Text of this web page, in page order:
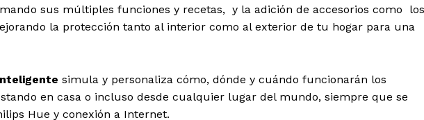
sus múltiples funciones y recetas, y la adición de accesorios como los
la protección tanto al interior como al exterior de tu hogar para una
simula y personaliza cómo, dónde y cuándo funcionarán los
en casa o incluso desde cualquier lugar del mundo, siempre que se
Hue y conexión a Internet.